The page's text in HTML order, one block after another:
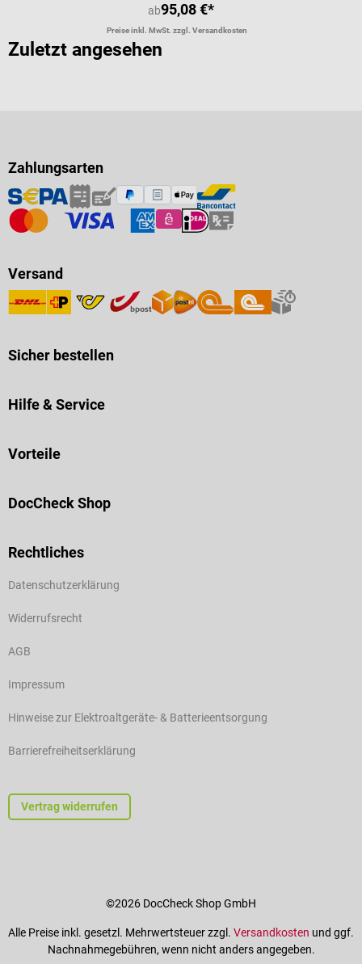
ab95,08 €*
Preise inkl. MwSt. zzgl. Versandkosten
Zuletzt angesehen
Zahlungsarten
Versand
Sicher bestellen
Hilfe & Service
Vorteile
DocCheck Shop
Rechtliches
Datenschutzerklärung
Widerrufsrecht
AGB
Impressum
Hinweise zur Elektroaltgeräte- & Batterieentsorgung
Barrierefreiheitserklärung
Vertrag widerrufen
©2026 DocCheck Shop GmbH
Alle Preise inkl. gesetzl. Mehrwertsteuer zzgl. Versandkosten und ggf.
Nachnahmegebühren, wenn nicht anders angegeben.